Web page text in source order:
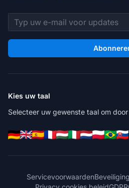
E-mailadres
Kies uw taal
Selecteer uw gewenste taal om
Servicevoorwaarden